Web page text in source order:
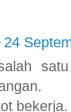
24